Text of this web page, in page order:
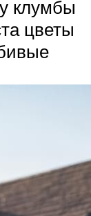
клумбы
цветы